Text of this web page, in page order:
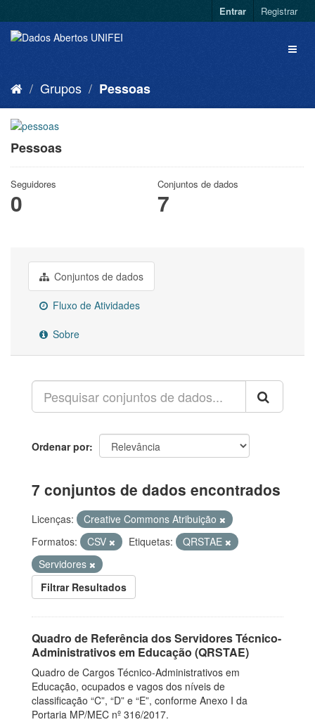
Entrar Registrar
Grupos Pessoas
Pessoas
Seguidores
0
Conjuntos de dados
7
Conjuntos de dados
Fluxo de Atividades
Sobre
Ordenar por
7 conjuntos de dados encontrados
Licenças:
Creative Commons Atribuição
Formatos:
CSV Etiquetas:
QRSTAE
Servidores
Filtrar Resultados
Quadro de Referência dos Servidores Técnico-
Administrativos em Educação (QRSTAE)
Quadro de Cargos Técnico-Administrativos em
Educação, ocupados e vagos dos níveis de
classificação “C”, “D” e “E”, conforme Anexo I da
Portaria MP/MEC nº 316/2017.